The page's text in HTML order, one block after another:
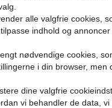
sleeved design, 2 m Type-C til USB-A hyper-speed, aftagelig metal-aviator til PC-gamer -2% 5/10/25 stk. kameralinsedæksel,
3.58€
7andre
alle valgfrie cookies,
indhold og
nødvendige cookies,
i din browser, men
dine valgfrie
vi behandler de data,